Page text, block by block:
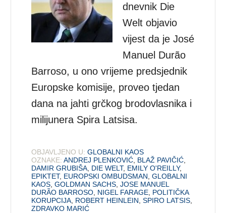
dnevnik Die
Welt objavio
vijest da je José
Manuel Durão
Barroso, u ono vrijeme predsjednik
Europske komisije, proveo tjedan
dana na jahti grčkog brodovlasnika i
milijunera Spira Latsisa.
OBJAVLJENO U: GLOBALNI KAOS
OZNAKE: ANDREJ PLENKOVIĆ BLAŽ PAVIČIĆ
DAMIR GRUBIŠA DIE WELT, EMILY O'REILLY,
EPIKTET, EUROPSKI OMBUDSMAN ,GLOBALNI
KAOS ,GOLDMAN SACHS ,JOSE MANUEL
DURÃO BARROSO NIGEL FARAGE POLITIČKA
KORUPCIJA ROBERT HEINLEIN ,SPIRO LATSIS
ZDRAVKO MARIĆ